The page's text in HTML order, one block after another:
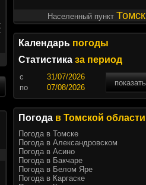
Населенный пункт Томск
Календарь погоды
Статистика за период
c
показать
по
Погода в Томской области
Погода в Томске
Погода в Александровском
Погода в Асино
Погода в Бакчаре
Погода в Белом Яре
Погода в Каргаске